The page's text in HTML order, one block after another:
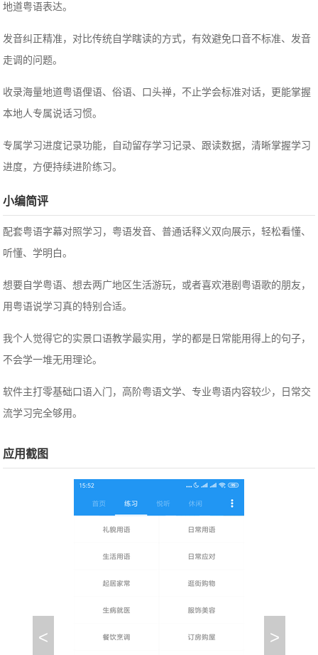
地道粤语表达。
发音纠正精准，对比传统自学瞎读的方式，有效避免口音不标准、发音
走调的问题。
收录海量地道粤语俚语、俗语、口头禅，不止学会标准对话，更能掌握
本地人专属说话习惯。
专属学习进度记录功能，自动留存学习记录、跟读数据，清晰掌握学习
进度，方便持续进阶练习。
小编简评
配套粤语字幕对照学习，粤语发音、普通话释义双向展示，轻松看懂、
听懂、学明白。
想要自学粤语、想去两广地区生活游玩，或者喜欢港剧粤语歌的朋友，
用粤语说学习真的特别合适。
我个人觉得它的实景口语教学最实用，学的都是日常能用得上的句子，
不会学一堆无用理论。
软件主打零基础口语入门，高阶粤语文学、专业粤语内容较少，日常交
流学习完全够用。
应用截图
< >